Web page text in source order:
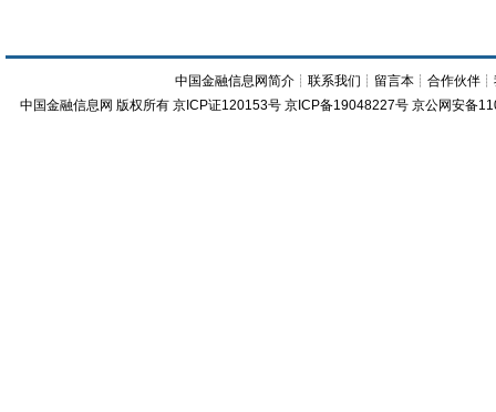
中国金融信息网简介 ┊联系我们 ┊ 留言本 ┊合作伙伴 ┊
中国金融信息网 版权所有 京ICP证120153号 京ICP备19048227号 京公网安备